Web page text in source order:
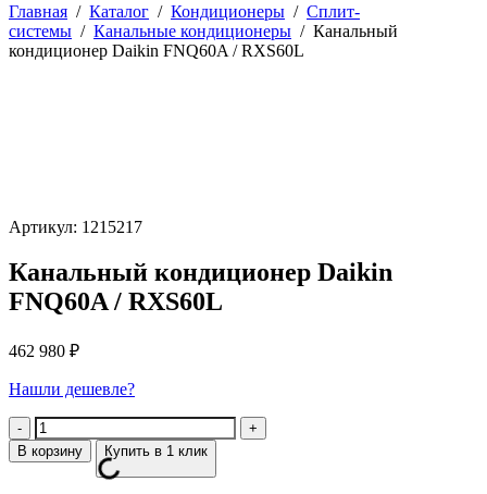
Главная / Каталог / Кондиционеры / Сплит-
системы / Канальные кондиционеры / Канальный
кондиционер Daikin FNQ60A / RXS60L
Артикул: 1215217
Канальный кондиционер Daikin
FNQ60A / RXS60L
462 980 ₽
Нашли дешевле?
Количество
В корзину Купить в 1 клик